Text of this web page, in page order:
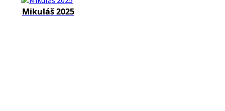
Mikuláš 2025